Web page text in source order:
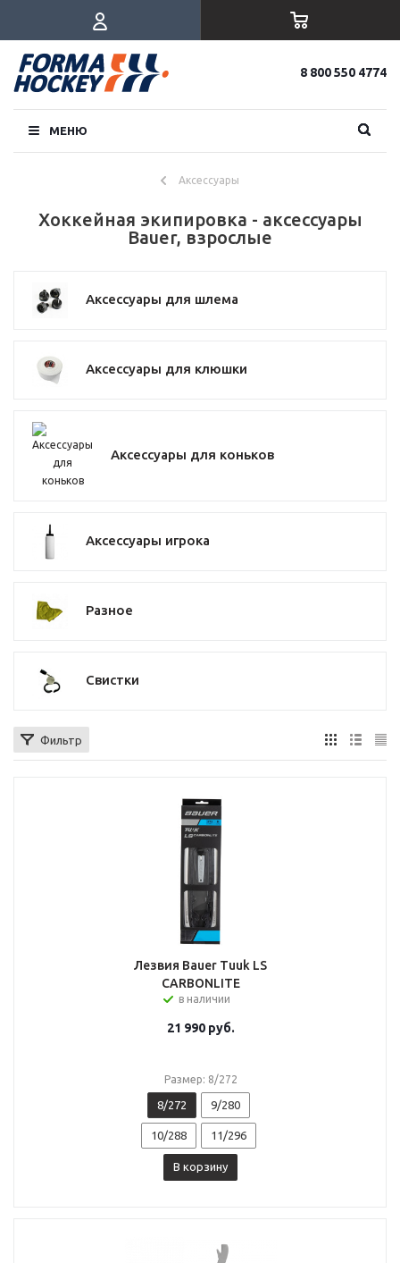
8 800 550 4774
МЕНЮ
Аксессуары
Хоккейная экипировка - аксессуары
Bauer, взрослые
Аксессуары для шлема
Аксессуары для клюшки
Аксессуары для коньков
Аксессуары игрока
Разное
Свистки
Фильтр
Лезвия Bauer Tuuk LS
CARBONLITE
в наличии
21 990руб.
Размер: 8/272
8/272 9/280
10/288 11/296
В корзину